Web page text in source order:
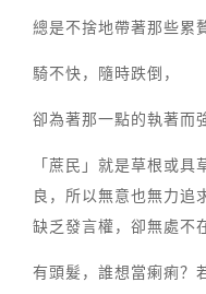
總是不捨地帶著那些累
騎不快，隨時跌倒，
卻為著那一點的執著而
「蔗民」就是草根或
良，所以無意也無力追
缺乏發言權，卻無處不
有頭髮，誰想當瘌痢？